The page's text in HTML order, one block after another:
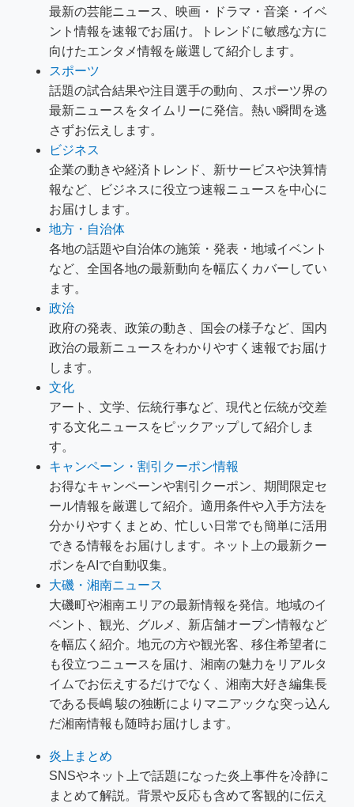
最新の芸能ニュース、映画・ドラマ・音楽・イベ
ント情報を速報でお届け。トレンドに敏感な方に
向けたエンタメ情報を厳選して紹介します。
スポーツ
話題の試合結果や注目選手の動向、スポーツ界の
最新ニュースをタイムリーに発信。熱い瞬間を逃
さずお伝えします。
ビジネス
企業の動きや経済トレンド、新サービスや決算情
報など、ビジネスに役立つ速報ニュースを中心に
お届けします。
地方・自治体
各地の話題や自治体の施策・発表・地域イベント
など、全国各地の最新動向を幅広くカバーしてい
ます。
政治
政府の発表、政策の動き、国会の様子など、国内
政治の最新ニュースをわかりやすく速報でお届け
します。
文化
アート、文学、伝統行事など、現代と伝統が交差
する文化ニュースをピックアップして紹介しま
す。
キャンペーン・割引クーポン情報
お得なキャンペーンや割引クーポン、期間限定セ
ール情報を厳選して紹介。適用条件や入手方法を
分かりやすくまとめ、忙しい日常でも簡単に活用
できる情報をお届けします。ネット上の最新クー
ポンをAIで自動収集。
大磯・湘南ニュース
大磯町や湘南エリアの最新情報を発信。地域のイ
ベント、観光、グルメ、新店舗オープン情報など
を幅広く紹介。地元の方や観光客、移住希望者に
も役立つニュースを届け、湘南の魅力をリアルタ
イムでお伝えするだけでなく、湘南大好き編集長
である長嶋 駿の独断によりマニアックな突っ込ん
だ湘南情報も随時お届けします。
炎上まとめ
SNSやネット上で話題になった炎上事件を冷静に
まとめて解説。背景や反応も含めて客観的に伝え